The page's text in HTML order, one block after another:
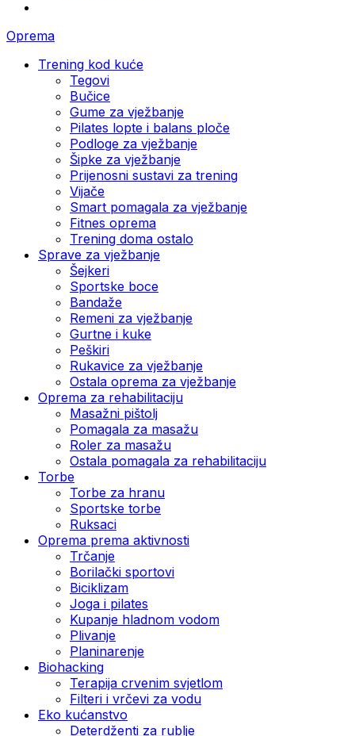
Oprema
Trening kod kuće
Tegovi
Bučice
Gume za vježbanje
Pilates lopte i balans ploče
Podloge za vježbanje
Šipke za vježbanje
Prijenosni sustavi za trening
Vijače
Smart pomagala za vježbanje
Fitnes oprema
Trening doma ostalo
Sprave za vježbanje
Šejkeri
Sportske boce
Bandaže
Remeni za vježbanje
Gurtne i kuke
Peškiri
Rukavice za vježbanje
Ostala oprema za vježbanje
Oprema za rehabilitaciju
Masažni pištolj
Pomagala za masažu
Roler za masažu
Ostala pomagala za rehabilitaciju
Torbe
Torbe za hranu
Sportske torbe
Ruksaci
Oprema prema aktivnosti
Trčanje
Borilački sportovi
Biciklizam
Joga i pilates
Kupanje hladnom vodom
Plivanje
Planinarenje
Biohacking
Terapija crvenim svjetlom
Filteri i vrčevi za vodu
Eko kućanstvo
Deterdženti za rublje